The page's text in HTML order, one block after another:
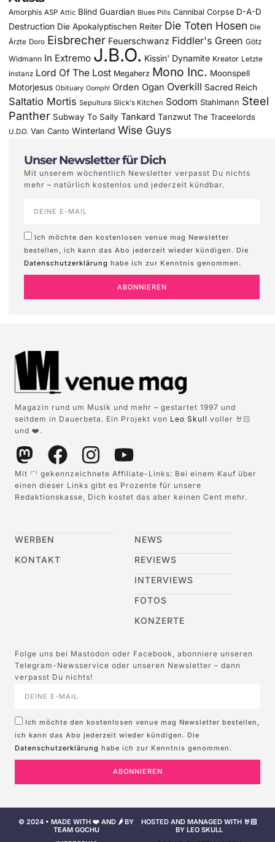
Amorphis ASP Attic Blind Guardian Blues Pills Cannibal Corpse D-A-D
Destruction Die Apokalyptischen Reiter Die Toten Hosen Die
Ärzte Doro Eisbrecher Feuerschwanz Fiddler's Green Götz
Widmann In Extremo J.B.O. Kissin' Dynamite Kreator Letzte
Instanz Lord Of The Lost Megaherz Mono Inc. Moonspell
Motorjesus Obituary Oomph! Orden Ogan Overkill Sacred Reich
Saltatio Mortis Sepultura Slick's Kitchen Sodom Stahlmann Steel
Panther Subway To Sally Tankard Tanzwut The Traceelords
U.D.O. Van Canto Winterland Wise Guys
Unser Newsletter für Dich
Mit unserem wöchentlich Newsletter verpasst Du nichts
mehr – natürlich kostenlos und jederzeit kündbar.
Ich möchte den kostenlosen venue mag Newsletter
bestellen, ich kann das Abo jederzeit wieder kündigen. Die
Datenschutzerklärung habe ich zur Kenntnis genommen.
ABONNIEREN
Magazin rund um Musik und mehr – gestartet 1997 und
seitdem in Dauerbeta. Ein Projekt von Leo Skull voller 🤘🏻
und ❤️.
Mit (*)
gekennzeichnete Affiliate-Links: Bei einem Kauf über
einen dieser Links gibt es Prozente für unsere
Redaktionskasse, Dich kostet das aber keinen Cent mehr.
WERBEN
KONTAKT
NEWS
REVIEWS
INTERVIEWS
FOTOS
KONZERTE
Folge uns bei Mastodon oder Facebook, abonniere unseren
Telegram-Newsservice oder unseren Newsletter – dann
verpasst Du nichts!
Ich möchte den kostenlosen venue mag Newsletter bestellen,
ich kann das Abo jederzeit wieder kündigen. Die
Datenschutzerklärung habe ich zur Kenntnis genommen.
ABONNIEREN
© 2024 • MADE WITH ❤️ AND 🌶️ BY
TEAM GOCHU
HOSTED AND MANAGED WITH 🤘🏻
BY LEO SKULL